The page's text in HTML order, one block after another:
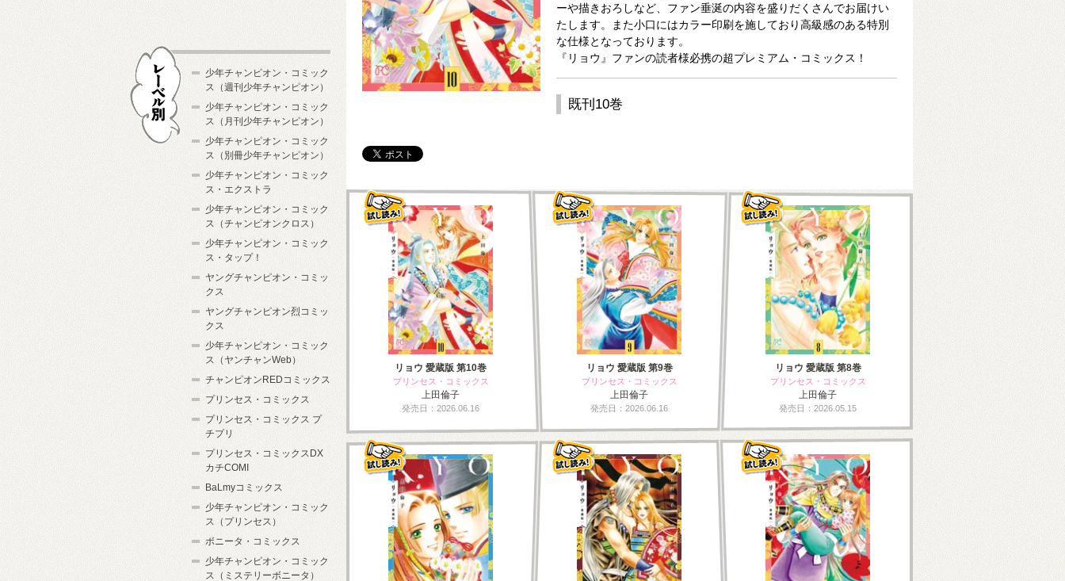
ーや描きおろしなど、ファン垂涎の内容を盛りだくさんでお届けい
たします。また小口にはカラー印刷を施しており高級感のある特別
な仕様となっております。
『リョウ』ファンの読者様必携の超プレミアム・コミックス！
既刊10巻
リョウ 愛蔵版 第10巻
プリンセス・コミックス
上田倫子
発売日：2026.06.16
リョウ 愛蔵版 第9巻
プリンセス・コミックス
上田倫子
発売日：2026.06.16
リョウ 愛蔵版 第8巻
プリンセス・コミックス
上田倫子
発売日：2026.05.15
少年チャンピオン・コミック
ス（週刊少年チャンピオン）
少年チャンピオン・コミック
ス（月刊少年チャンピオン）
少年チャンピオン・コミック
ス（別冊少年チャンピオン）
少年チャンピオン・コミック
ス・エクストラ
少年チャンピオン・コミック
ス（チャンピオンクロス）
少年チャンピオン・コミック
ス・タップ！
ヤングチャンピオン・コミッ
クス
ヤングチャンピオン烈コミッ
クス
少年チャンピオン・コミック
ス（ヤンチャンWeb）
チャンピオンREDコミックス
プリンセス・コミックス
プリンセス・コミックス プ
チプリ
プリンセス・コミックスDX
カチCOMI
BaLmyコミックス
少年チャンピオン・コミック
ス（プリンセス）
ボニータ・コミックス
少年チャンピオン・コミック
ス（ミステリーボニータ）